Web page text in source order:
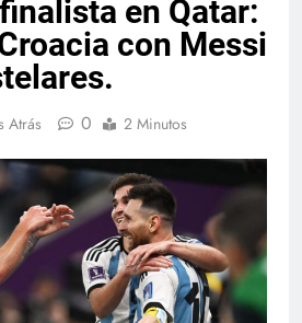
en Qatar:
con Messi
Atrás 0 2 Minutos